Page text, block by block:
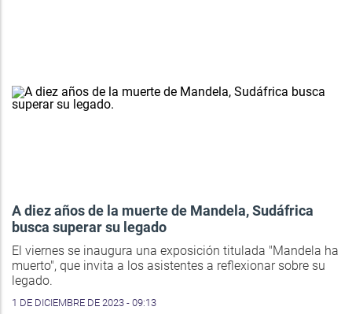
A diez años de la muerte de Mandela, Sudáfrica
busca superar su legado
El viernes se inaugura una exposición titulada "Mandela ha
muerto", que invita a los asistentes a reflexionar sobre su
legado.
1 DE DICIEMBRE DE 2023 - 09:13